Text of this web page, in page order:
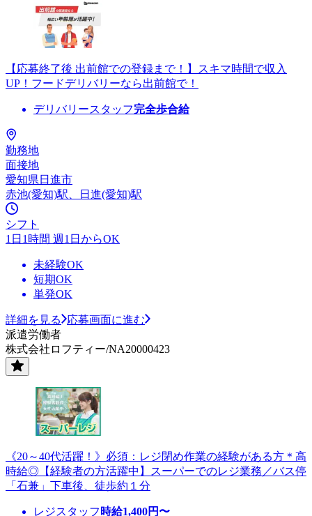
【応募終了後 出前館での登録まで！】スキマ時間で収入
UP！フードデリバリーなら出前館で！
デリバリースタッフ完全歩合給
勤務地
面接地
愛知県日進市
赤池(愛知)駅、日進(愛知)駅
シフト
1日1時間 週1日からOK
未経験OK
短期OK
単発OK
詳細を見る
応募画面に進む
派遣労働者
株式会社ロフティー/NA20000423
《20～40代活躍！》必須：レジ閉め作業の経験がある方＊高
時給◎【経験者の方活躍中】スーパーでのレジ業務／バス停
「石兼」下車後、徒歩約１分
レジスタッフ 時給1,400円〜